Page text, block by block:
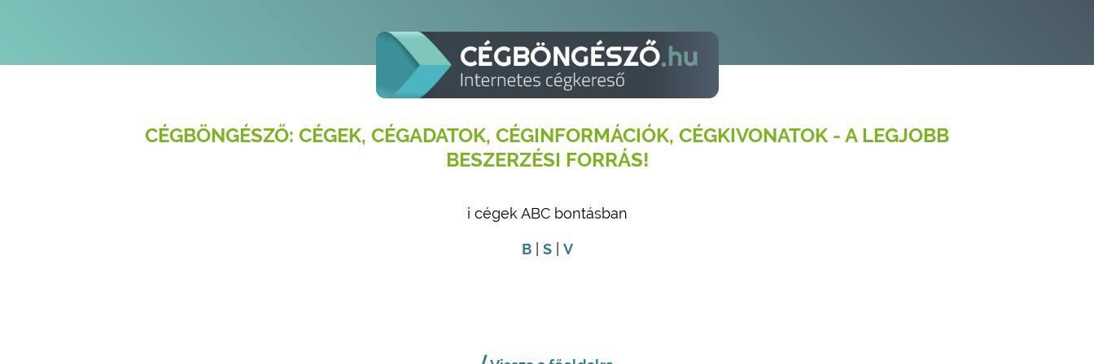
CÉGBÖNGÉSZŐ: CÉGEK, CÉGADATOK, CÉGINFORMÁCIÓK, CÉGKIVONATOK - A LEGJOBB
BESZERZÉSI FORRÁS!
i cégek ABC bontásban
B| S| V